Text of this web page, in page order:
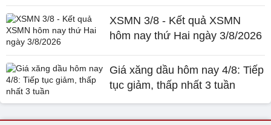
XSMN 3/8 - Kết quả XSMN
hôm nay thứ Hai ngày 3/8/2026
Giá xăng dầu hôm nay 4/8: Tiếp
tục giảm, thấp nhất 3 tuần